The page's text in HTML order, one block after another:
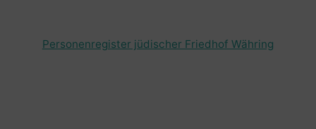
Personenregister jüdischer Friedhof Währing